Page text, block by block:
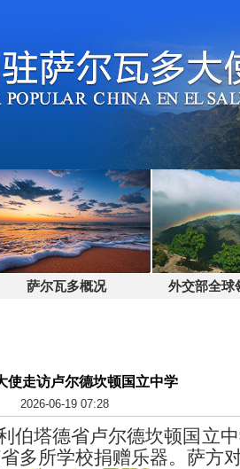
萨尔瓦多概况 外交部全球
使走访卢尔德坎顿国立中学
2026-06-19 07:28
伯塔德省卢尔德坎顿国立
多所学校捐赠乐器。萨方